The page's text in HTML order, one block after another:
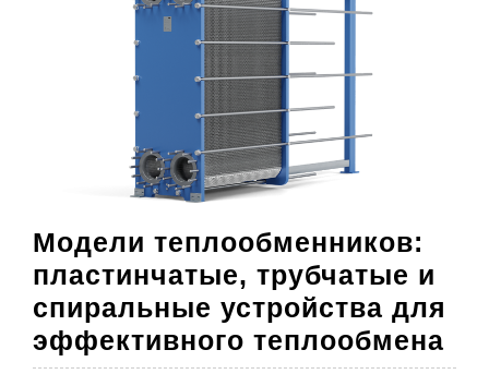
Модели теплообменников:
пластинчатые, трубчатые и
спиральные устройства для
эффективного теплообмена